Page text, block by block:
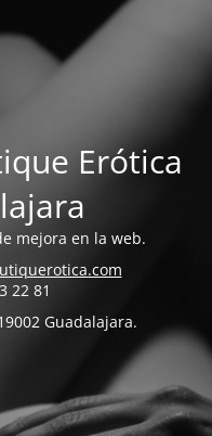
Erótica
mejora en la web.
22 81
Guadalajara.